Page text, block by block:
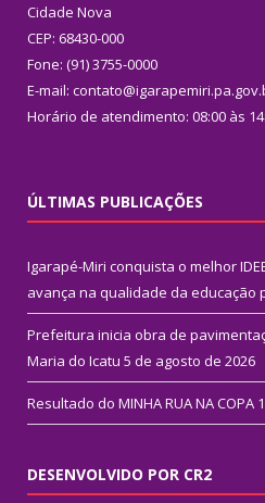
Cidade Nova
CEP: 68430-000
Fone: (91) 3755-0000
E-mail:
Horário de atendimento: 08:00 às
ÚLTIMAS PUBLICAÇÕES
Igarapé-Miri conquista o melhor
avança na qualidade da educação
Prefeitura inicia obra de
Maria do Icatu 5 de agosto de 2026
Resultado do MINHA RUA NA COPA
DESENVOLVIDO POR CR2